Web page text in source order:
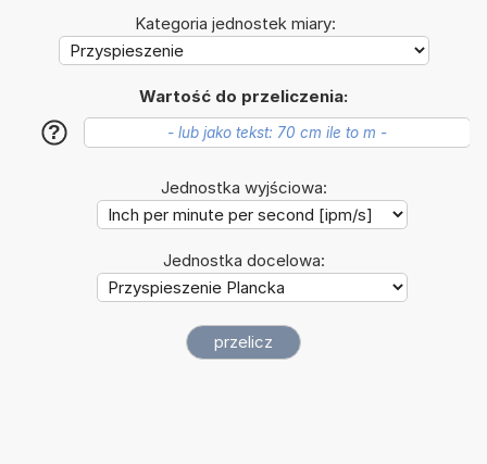
Kategoria jednostek miary:
Wartość do przeliczenia:
?
Jednostka wyjściowa:
Jednostka docelowa: